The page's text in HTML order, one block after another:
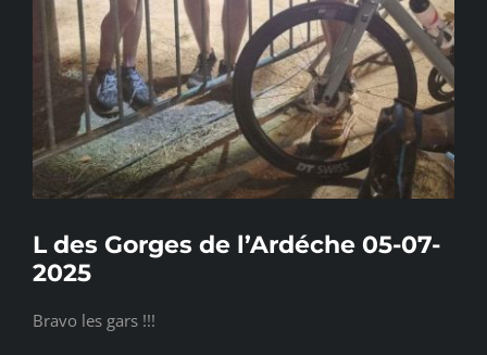
TROMBINOSCOPE
ORANG’YERRES
CONTACT
L des Gorges de l’Ardéche 05-07-
2025
Bravo les gars !!!